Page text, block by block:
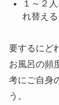
１～２
れ替え
要するにど
お風呂の頻
考にご自身
う。